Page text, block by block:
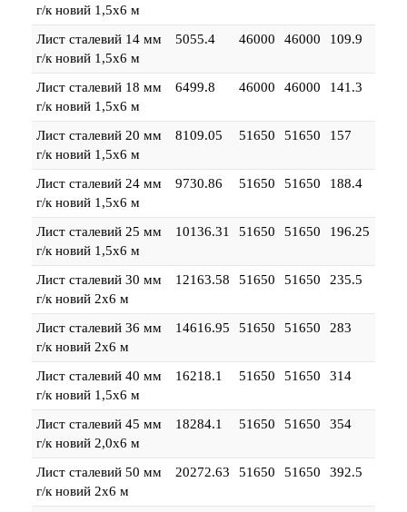
г/к новий 1,5х6 м
Лист сталевий 14 мм
г/к новий 1,5х6 м
5055.4 46000 46000 109.9
Лист сталевий 18 мм
г/к новий 1,5х6 м
6499.8 46000 46000 141.3
Лист сталевий 20 мм
г/к новий 1,5х6 м
8109.05 51650 51650 157
Лист сталевий 24 мм
г/к новий 1,5х6 м
9730.86 51650 51650 188.4
Лист сталевий 25 мм
г/к новий 1,5х6 м
10136.31 51650 51650 196.25
Лист сталевий 30 мм
г/к новий 2х6 м
12163.58 51650 51650 235.5
Лист сталевий 36 мм
г/к новий 2х6 м
14616.95 51650 51650 283
Лист сталевий 40 мм
г/к новий 1,5х6 м
16218.1 51650 51650 314
Лист сталевий 45 мм
г/к новий 2,0х6 м
18284.1 51650 51650 354
Лист сталевий 50 мм
г/к новий 2х6 м
20272.63 51650 51650 392.5